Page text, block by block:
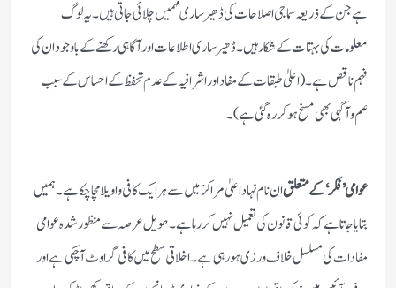
ہے جن کے ذریعہ سماجی اصلاحات کی ڈھیر ساری مہمیں چلائی جاتی ہیں۔یہ لوگ
معلومات کی بہتات کے شکار ہیں۔ڈھیر ساری اطلاعات اور آگاہی رکھنے کے باوجود ان کی
فہم ناقص ہے۔(اعلیٰ طبقات کے مفاد اور اشرافیہ کے عدم تحفظ کے احساس کے سبب
علم و آگہی بھی مسخ ہوکر رہ گئی ہے)۔
عوامی ’فکر‘کے متعلقان نام نہاد اعلیٰ مراکز میں سے ہر ایک کافی واویلا مچا چکا ہے۔ ہمیں
بتایا جاتاہے کہ کوئی قانون کی تعمیل نہیں کررہاہے۔طویل عرصہ سے منظور شدہ عوامی
مفادات کی مسلسل خلاف ورزی ہورہی ہے۔اخلاقی سطح میں کافی گراوٹ آچکی ہے اور